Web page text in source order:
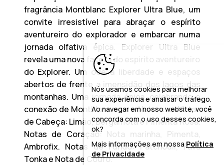
fragrância Montblanc Explorer Ultra Blue, um
convite irresistível para abraçar o espírito
aventureiro do explorador e embarcar numa
jornada olfativa épica. Explorer Ultra Blue
revela uma nova faceta do espírito aventureiro
do Explorer. Um ode à liberdade e espaços
abertos de frente a imensidão dos lagos das
montanhas. Uma jornada épica, celebrando a
conexão de Montblanc com a Natureza. Notas
de Cabeça: Limão, Bergamota e Pimenta Rosa.
Notas de Coração: Nota marinha, Pimenta,
Ambrofix. Notas de Fundo: Patchouli, Fava
Tonka e Nota de Couro.
Nós usamos cookies para melhorar
sua experiência e analisar o tráfego.
Ao navegar em nosso website, você
concorda com o uso desses cookies,
ok?
Mais informações em nossaPolítica
de Privacidade